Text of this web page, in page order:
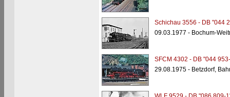
Schichau 3556 - DB "044
09.03.1977 - Bochum-
SFCM 4302 - DB "044
29.08.1975 - Betzdorf,